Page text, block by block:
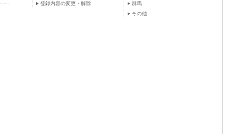
登録内容の変更・解除
群馬
その他